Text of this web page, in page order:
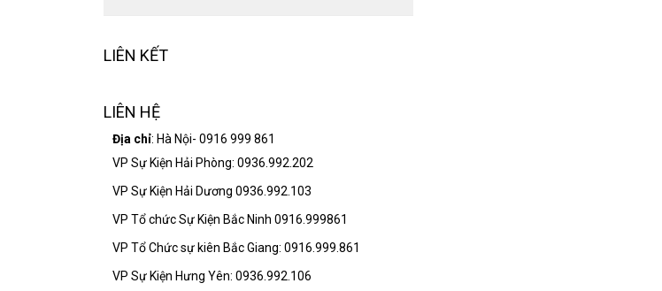
LIÊN KẾT
LIÊN HỆ
Địa chỉ: Hà Nội- 0916 999 861
VP Sự Kiện Hải Phòng: 0936.992.202
VP Sự Kiện Hải Dương 0936.992.103
VP Tổ chức Sự Kiện Bắc Ninh 0916.999861
VP Tổ Chức sự kiên Bắc Giang: 0916.999.861
VP Sự Kiện Hưng Yên: 0936.992.106